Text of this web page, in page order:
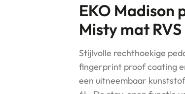
EKO Madison
Misty mat
Stijlvolle rechthoekige
fingerprint proof coating
een uitneembaar